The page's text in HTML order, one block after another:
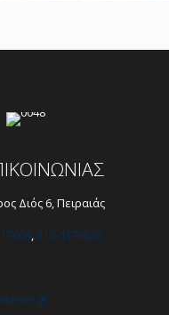
Διός 6, Πειραιάς
,210-4176825
otenet.gr